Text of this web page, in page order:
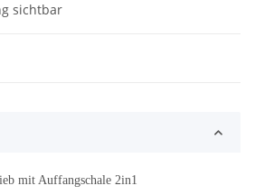
sichtbar
mit Auffangschale 2in1